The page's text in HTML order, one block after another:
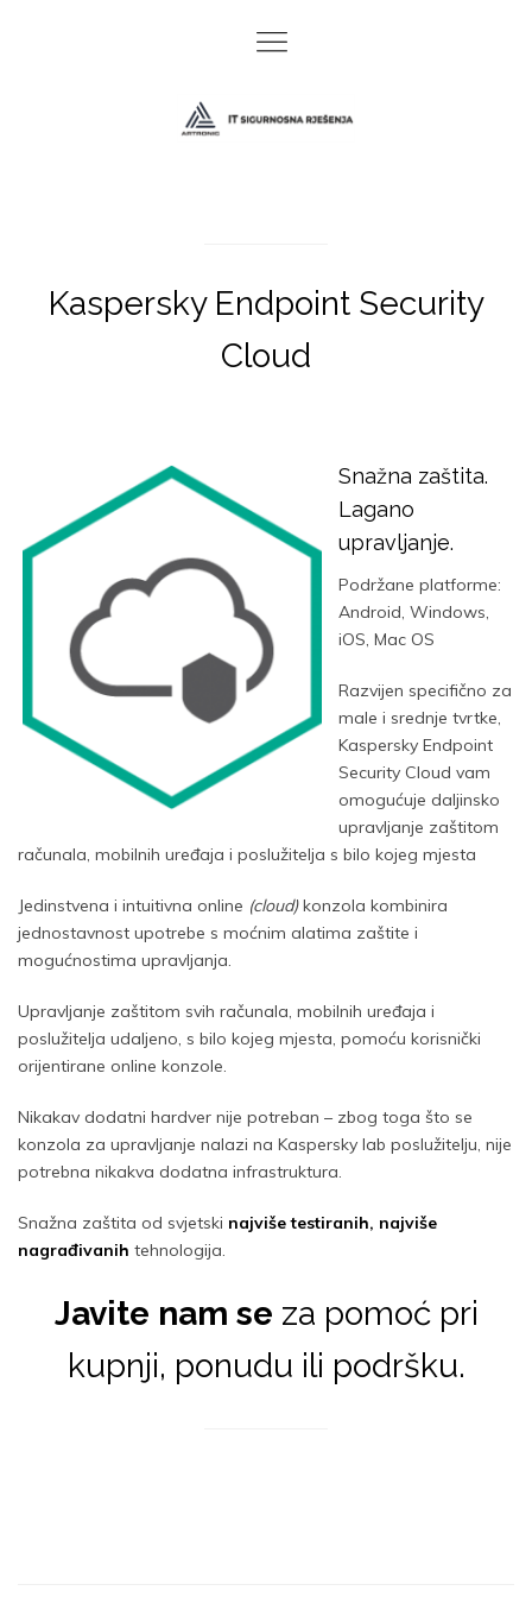
Kaspersky Endpoint Security
Cloud
Snažna zaštita.
Lagano
upravljanje.
Podržane platforme:
Android, Windows,
iOS, Mac OS
Razvijen specifično za
male i srednje tvrtke,
Kaspersky Endpoint
Security Cloud vam
omogućuje daljinsko
upravljanje zaštitom
računala, mobilnih uređaja i poslužitelja s bilo kojeg mjesta
Jedinstvena i intuitivna online (cloud)konzola kombinira
jednostavnost upotrebe s moćnim alatima zaštite i
mogućnostima upravljanja.
Upravljanje zaštitom svih računala, mobilnih uređaja i
poslužitelja udaljeno, s bilo kojeg mjesta, pomoću korisnički
orijentirane online konzole.
Nikakav dodatni hardver nije potreban – zbog toga što se
konzola za upravljanje nalazi na Kaspersky lab poslužitelju, nije
potrebna nikakva dodatna infrastruktura.
Snažna zaštita od svjetski najviše testiranih, najviše
nagrađivanih tehnologija.
Javite nam se za pomoć pri
kupnji, ponudu ili podršku.